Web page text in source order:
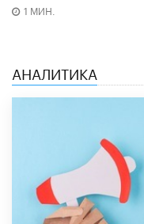
1 МИН.
АНАЛИТИКА